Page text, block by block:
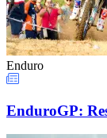
Enduro
EnduroGP: